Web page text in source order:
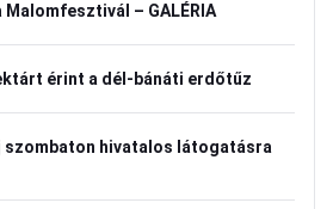
– GALÉRIA
érint a dél-bánáti erdőtűz
hivatalos látogatásra